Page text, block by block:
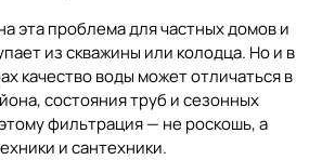
эта проблема для частных домов и
из скважины или колодца. Но и в
качество воды может отличаться в
состояния труб и сезонных
фильтрация — не роскошь, а
и сантехники.